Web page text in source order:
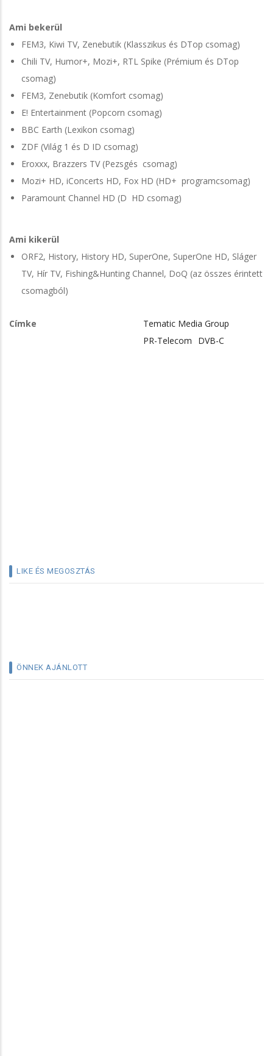
Ami bekerül
FEM3, Kiwi TV, Zenebutik (Klasszikus és DTop csomag)
Chili TV, Humor+, Mozi+, RTL Spike (Prémium és DTop
csomag)
FEM3, Zenebutik (Komfort csomag)
E! Entertainment (Popcorn csomag)
BBC Earth (Lexikon csomag)
ZDF (Világ 1 és D ID csomag)
Eroxxx, Brazzers TV (Pezsgés csomag)
Mozi+ HD, iConcerts HD, Fox HD (HD+ programcsomag)
Paramount Channel HD (D HD csomag)
Ami kikerül
ORF2, History, History HD, SuperOne, SuperOne HD, Sláger
TV, Hír TV, Fishing&Hunting Channel, DoQ (az összes érintett
csomagból)
Címke
Tematic Media Group
PR-Telecom
DVB-C
LIKE ÉS MEGOSZTÁS
ÖNNEK AJÁNLOTT